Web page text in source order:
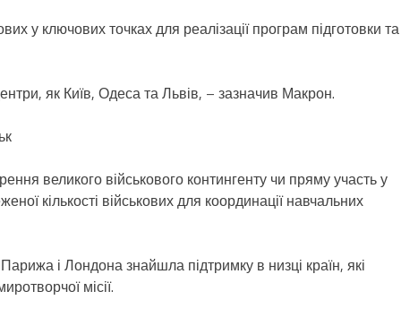
у ключових точках для реалізації програм підготовки та
як Київ, Одеса та Львів, – зазначив Макрон.
великого військового контингенту чи пряму участь у
кількості військових для координації навчальних
і Лондона знайшла підтримку в низці країн, які
місії.